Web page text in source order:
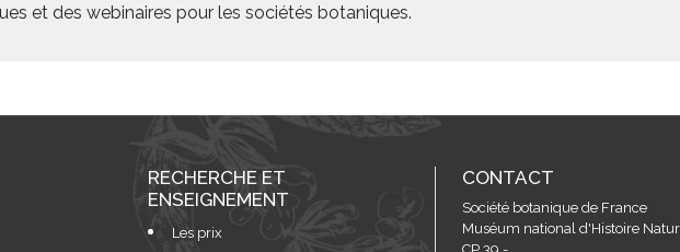
et des webinaires pour les sociétés botaniques.
RECHERCHE ET
ENSEIGNEMENT
Les prix
CONTACT
Société botanique de France
Muséum national d'Histoire